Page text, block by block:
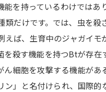
志
を持っているわけではあ
類だけです。では、虫を
ば、生育中のジャガイモ
殺す機能を持つBtが存在
細胞を攻撃する機能があ
」と名付けられ、国際的